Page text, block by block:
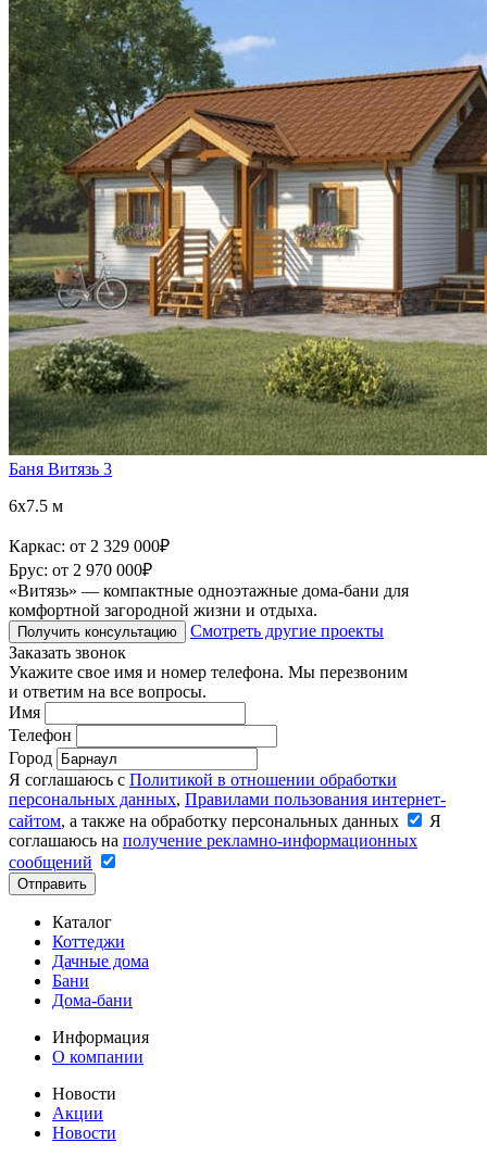
Баня Витязь 3
6x7.5 м
Каркас: от 2 329 000₽
Брус: от 2 970 000₽
«Витязь» — компактные одноэтажные дома-бани для
комфортной загородной жизни и отдыха.
Получить консультацию
Смотреть другие проекты
Заказать звонок
Укажите свое имя и номер телефона. Мы перезвоним
и ответим на все вопросы.
Имя
Телефон
Город
Я соглашаюсь с Политикой в отношении обработки
персональных данных, Правилами пользования интернет-
сайтом, а также на обработку персональных данных
Я
соглашаюсь на получение рекламно-информационных
сообщений
Отправить
Каталог
Коттеджи
Дачные дома
Бани
Дома-бани
Информация
О компании
Новости
Акции
Новости